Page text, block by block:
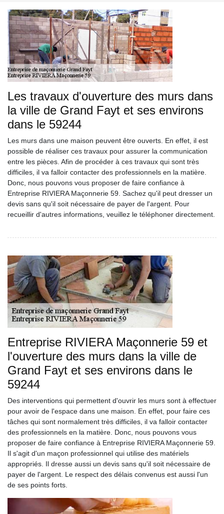
Les travaux d'ouverture des murs dans
la ville de Grand Fayt et ses environs
dans le 59244
Les murs dans une maison peuvent être ouverts. En effet, il est
possible de réaliser ces travaux pour assurer la communication
entre les pièces. Afin de procéder à ces travaux qui sont très
difficiles, il va falloir contacter des professionnels en la matière.
Donc, nous pouvons vous proposer de faire confiance à
Entreprise RIVIERA Maçonnerie 59. Sachez qu'il peut dresser un
devis sans qu'il soit nécessaire de payer de l'argent. Pour
recueillir d'autres informations, veuillez le téléphoner directement.
Entreprise RIVIERA Maçonnerie 59 et
l'ouverture des murs dans la ville de
Grand Fayt et ses environs dans le
59244
Des interventions qui permettent d'ouvrir les murs sont à effectuer
pour avoir de l'espace dans une maison. En effet, pour faire ces
tâches qui sont normalement très difficiles, il va falloir contacter
des professionnels en la matière. Donc, nous pouvons vous
proposer de faire confiance à Entreprise RIVIERA Maçonnerie 59.
Il s'agit d'un maçon professionnel qui utilise des matériels
appropriés. Il dresse aussi un devis sans qu'il soit nécessaire de
payer de l'argent. Le respect des délais convenus est aussi l'un
de ses points forts.